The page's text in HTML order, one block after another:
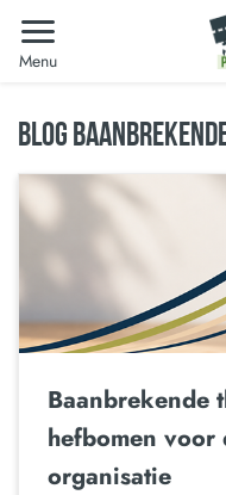
Menu
BLOG
Baanbrekende
hefbomen
organisatie